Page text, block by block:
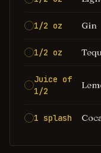
1/2 oz Gin
1/2 oz
Juice of
1/2
1 splash